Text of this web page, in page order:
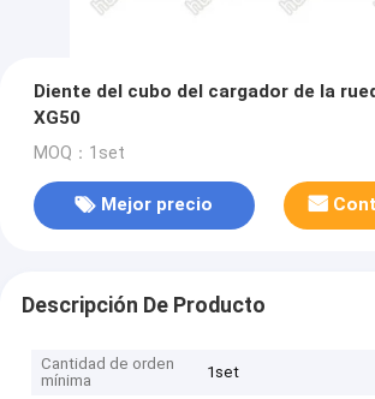
Diente del cubo del cargador de la
XG50
MOQ：1set
Mejor precio
Descripción De Producto
Cantidad de orden
mínima
1set